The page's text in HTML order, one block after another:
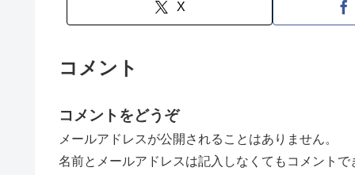
X
コメント
コメントをどうぞ
メールアドレスが公開されることはありません。
名前とメールアドレスは記入しなくてもコメントで